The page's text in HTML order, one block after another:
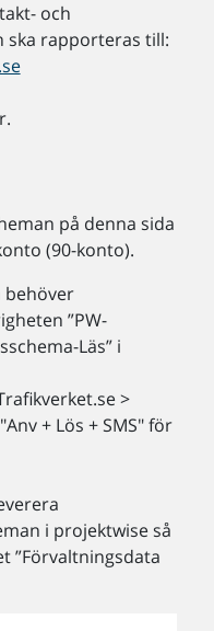
och
ska rapporteras till:
på denna sida
(90-konto).
behöver
”PW-
Läs” i
>
+ Lös + SMS" för
i projektwise så
”Förvaltningsdata